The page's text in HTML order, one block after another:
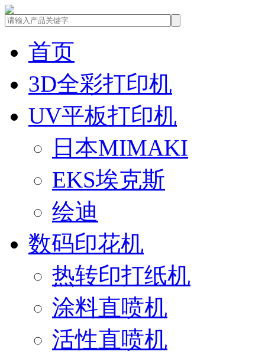
首页
3D全彩打印机
UV平板打印机
日本MIMAKI
EKS埃克斯
绘迪
数码印花机
热转印打纸机
涂料直喷机
活性直喷机